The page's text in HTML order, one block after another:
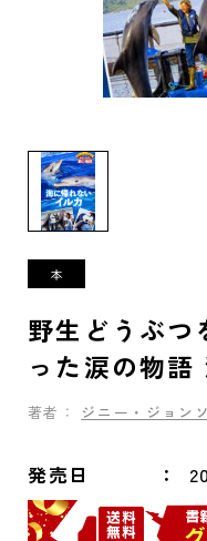
野生どうぶ
った涙の物語
著者： ジニー・ジョン
発売日